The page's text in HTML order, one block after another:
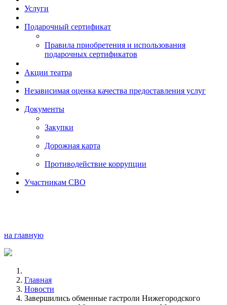
Услуги
Подарочный сертификат
Правила приобретения и использования
подарочных сертификатов
Акции театра
Независимая оценка качества предоставления услуг
Документы
Закупки
Дорожная карта
Противодействие коррупции
Участникам СВО
на главную
Главная
Новости
Завершились обменные гастроли Нижегородского